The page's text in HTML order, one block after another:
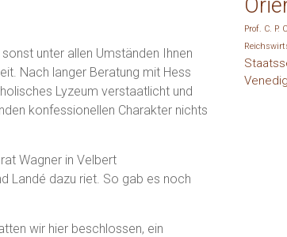
unter allen Umständen Ihnen
Nach langer Beratung mit Hess
Lyzeum verstaatlicht und
konfessionellen Charakter nichts
Wagner in Velbert
Landé dazu riet. So gab es noch
wir hier beschlossen, ein
Prof. C. P.
Venedig